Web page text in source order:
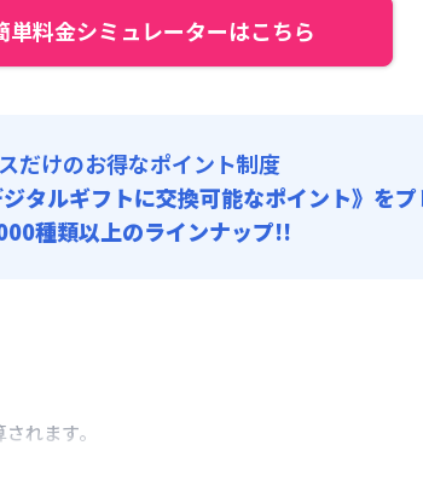
単料金シミュレーターはこちら
だけのお得なポイント制度
ジタルギフトに交換可能なポイント》を
種類以上のラインナップ!!
れます。